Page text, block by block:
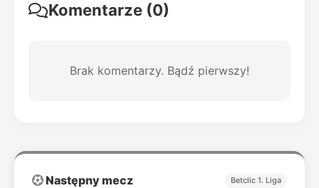
Komentarze (0)
Brak komentarzy. Bądź pierwszy!
Następny mecz Betclic 1. Liga